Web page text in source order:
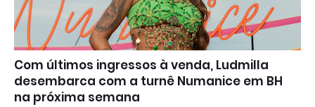
Com últimos ingressos à venda, Ludmilla
desembarca com a turnê Numanice em BH
na próxima semana